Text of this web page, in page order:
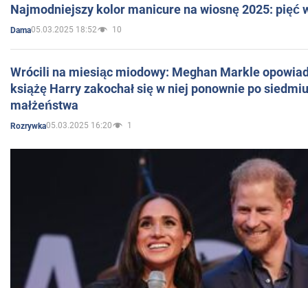
Najmodniejszy kolor manicure na wiosnę 2025: pięć
Dama05.03.2025 18:52 10
Wrócili na miesiąc miodowy: Meghan Markle
książę Harry zakochał się w niej ponownie po
małżeństwa
Rozrywka05.03.2025 16:20 1